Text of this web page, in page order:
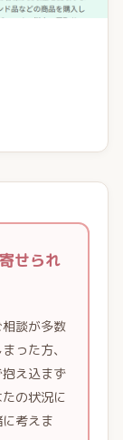
せられ
談が多数
った方、
え込まず
の状況に
考えま